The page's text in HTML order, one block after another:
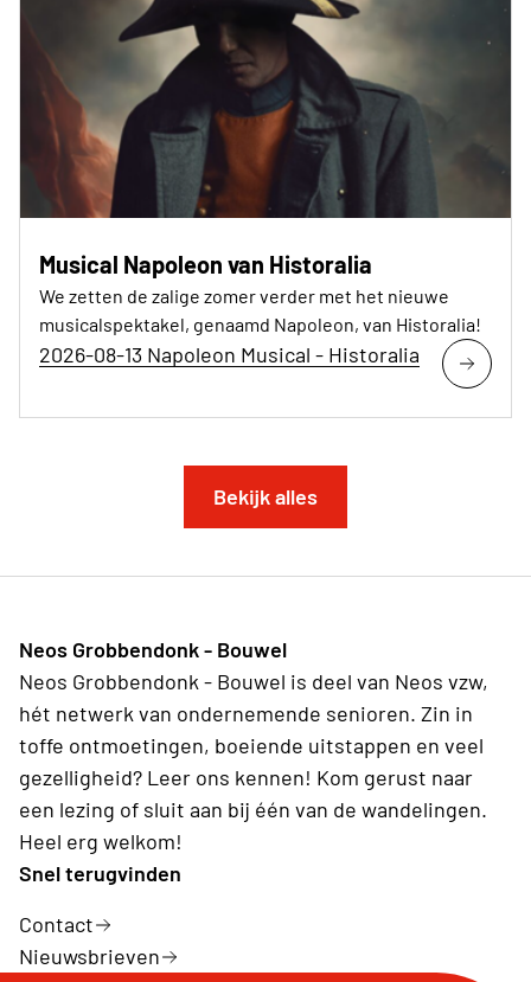
Musical Napoleon van Historalia
We zetten de zalige zomer verder met het nieuwe
musicalspektakel, genaamd Napoleon, van Historalia!
2026-08-13 Napoleon Musical - Historalia
Bekijk alles
Neos Grobbendonk - Bouwel
Neos Grobbendonk - Bouwel is deel van Neos vzw,
hét netwerk van ondernemende senioren. Zin in
toffe ontmoetingen, boeiende uitstappen en veel
gezelligheid? Leer ons kennen! Kom gerust naar
een lezing of sluit aan bij één van de wandelingen.
Heel erg welkom!
Snel terugvinden
Contact
Nieuwsbrieven